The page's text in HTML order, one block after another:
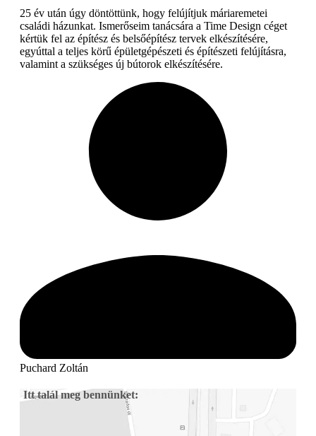
25 év után úgy döntöttünk, hogy felújítjuk máriaremetei
családi házunkat. Ismerőseim tanácsára a Time Design céget
kértük fel az építész és belsőépítész tervek elkészítésére,
egyúttal a teljes körű épületgépészeti és építészeti felújításra,
valamint a szükséges új bútorok elkészítésére.
Puchard Zoltán
Itt talál meg bennünket: